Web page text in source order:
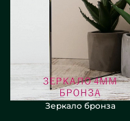
Зеркало бронза